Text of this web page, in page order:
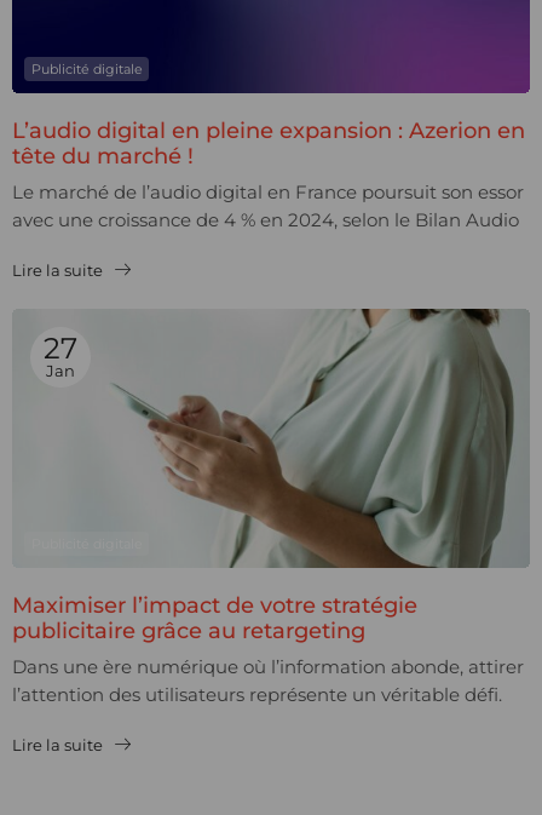
Publicité digitale
L’audio digital en pleine expansion : Azerion en
tête du marché !
Le marché de l’audio digital en France poursuit son essor
avec une croissance de 4 % en 2024, selon le Bilan Audio
Lire la suite
27
Jan
Maximiser l’impact de votre stratégie
publicitaire grâce au retargeting
Dans une ère numérique où l’information abonde, attirer
l’attention des utilisateurs représente un véritable défi.
mais...
Lire la suite